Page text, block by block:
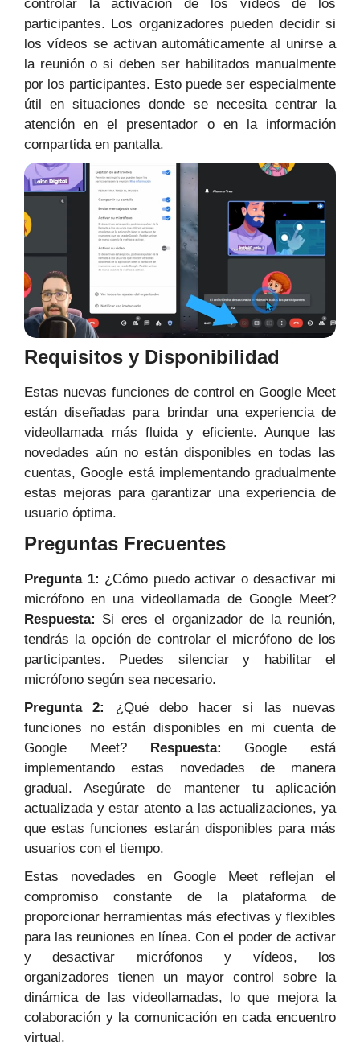
controlar la activación de los vídeos de los
participantes. Los organizadores pueden decidir si
los vídeos se activan automáticamente al unirse a
la reunión o si deben ser habilitados manualmente
por los participantes. Esto puede ser especialmente
útil en situaciones donde se necesita centrar la
atención en el presentador o en la información
compartida en pantalla.
Requisitos y Disponibilidad
Estas nuevas funciones de control en Google Meet
están diseñadas para brindar una experiencia de
videollamada más fluida y eficiente. Aunque las
novedades aún no están disponibles en todas las
cuentas, Google está implementando gradualmente
estas mejoras para garantizar una experiencia de
usuario óptima.
Preguntas Frecuentes
Pregunta 1: ¿Cómo puedo activar o desactivar mi
micrófono en una videollamada de Google Meet?
Respuesta: Si eres el organizador de la reunión,
tendrás la opción de controlar el micrófono de los
participantes. Puedes silenciar y habilitar el
micrófono según sea necesario.
Pregunta 2:
¿Qué debo hacer si las nuevas
funciones no están disponibles en mi cuenta de
Google Meet?
Respuesta: Google está
implementando estas novedades de manera
gradual. Asegúrate de mantener tu aplicación
actualizada y estar atento a las actualizaciones, ya
que estas funciones estarán disponibles para más
usuarios con el tiempo.
Estas novedades en Google Meet reflejan el
compromiso constante de la plataforma de
proporcionar herramientas más efectivas y flexibles
para las reuniones en línea. Con el poder de activar
y desactivar micrófonos y vídeos, los
organizadores tienen un mayor control sobre la
dinámica de las videollamadas, lo que mejora la
colaboración y la comunicación en cada encuentro
virtual.